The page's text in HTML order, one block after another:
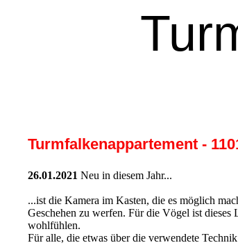
Turmfalkenappartement -
26.01.2021 Neu in diesem Jahr...
...ist die Kamera im Kasten, die es möglich
Geschehen zu werfen. Für die Vögel ist
wohlfühlen.
Für alle, die etwas über die verwendete